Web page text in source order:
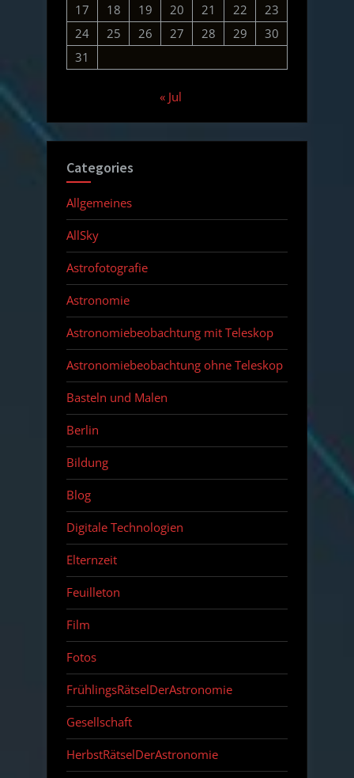
17
18 19 20 21 22
23
24
25 26 27 28 29
30
31
« Jul
Categories
Allgemeines
AllSky
Astrofotografie
Astronomie
Astronomiebeobachtung mit Teleskop
Astronomiebeobachtung ohne Teleskop
Basteln und Malen
Berlin
Bildung
Blog
Digitale Technologien
Elternzeit
Feuilleton
Film
Fotos
FrühlingsRätselDerAstronomie
Gesellschaft
HerbstRätselDerAstronomie